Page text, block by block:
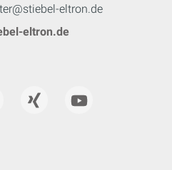
eltron.de
eltron.de